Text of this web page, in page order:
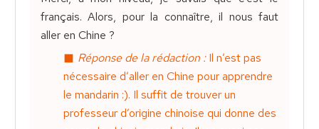
français. Alors, pour la connaître, il nous faut
aller en Chine ?
Réponse de la rédaction :Il n’est pas
nécessaire d’aller en Chine pour apprendre
le mandarin :). Il suffit de trouver un
professeur d’origine chinoise qui donne des